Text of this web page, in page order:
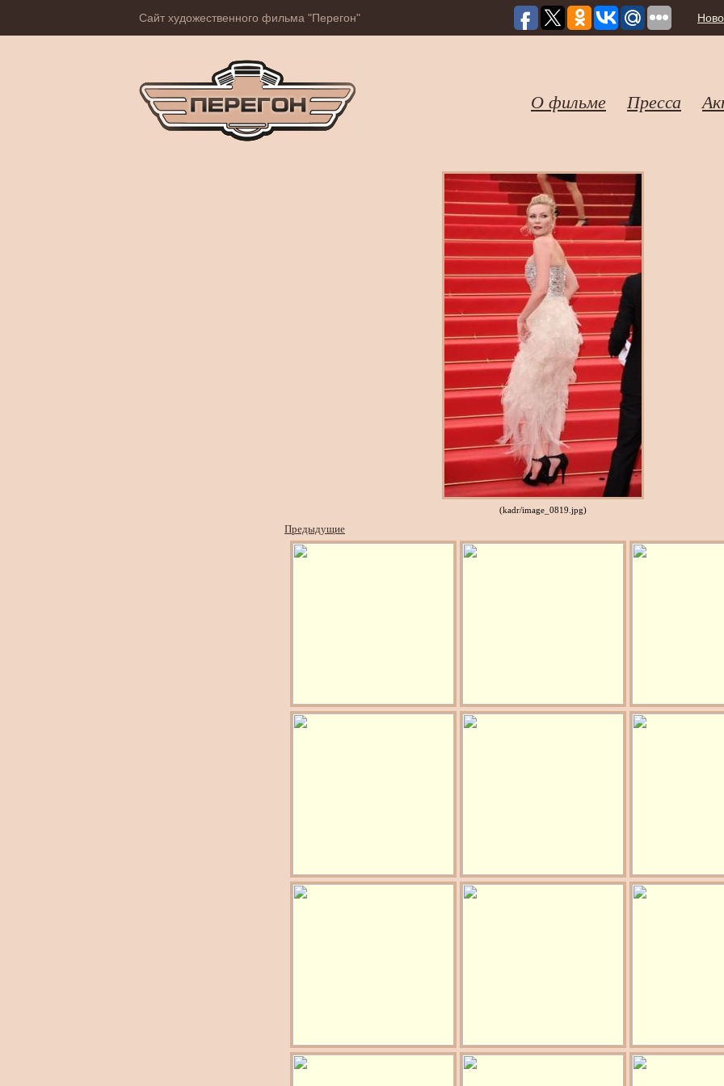
Сайт художественного фильма "Перегон"
О фильме Пресса
(kadr/image_0819.jpg)
Предыдущие